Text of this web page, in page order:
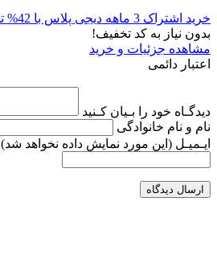
خرید اشتراک 3 ماهه دیجی پلاس با 42% تخفیف
بدون نیاز به کد تخفیف!
مشاهده جزئیات و خرید
اعتبار دائمی
دیدگـاه خود را بـیان کـنید
نام و نام خانوادگی
ایـمیـل (این مورد نمایش داده نخواهد شد)
ارسال دیدگاه